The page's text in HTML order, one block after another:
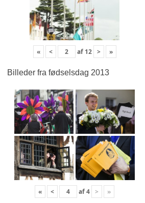
« < af 12 > »
Billeder fra fødselsdag 2013
« < af4 > »